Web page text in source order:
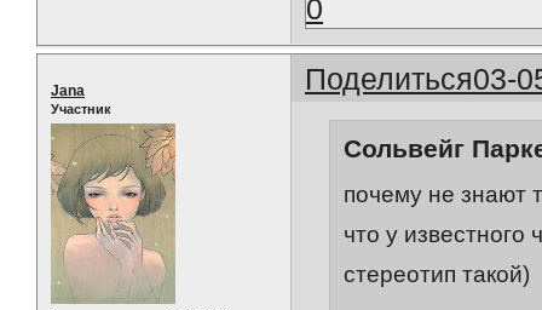
0
Поделиться03-
Jana
Участник
Сольвейг
почему не знают
что у
стереотип такой)